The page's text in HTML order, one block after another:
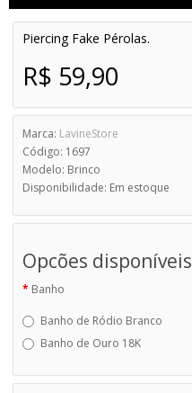
Piercing Fake Pérolas.
R$ 59,90
Marca: LavineStore
Código: 1697
Modelo: Brinco
Disponibilidade: Em estoque
Opcões disponíveis
Banho
Banho de Ródio Branco
Banho de Ouro 18K